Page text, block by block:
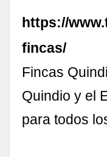
https://
fincas/
Fincas
Quindio y el
para todos